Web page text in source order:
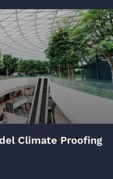
Climate Proofing